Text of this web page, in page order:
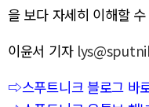
을 보다 자세히 이해할
이윤서 기자
⇨스푸트니크 블로그 바